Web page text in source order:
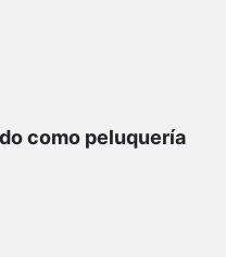
como peluquería